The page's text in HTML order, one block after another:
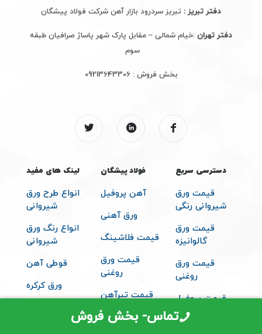
دفتر تبریز : تبریز سردرود بازار آهن شرکت فولاد پیشگان
دفتر تهران :خیام شمالی – مقابل پارک شهر پاساژ صرافیان طبقه
سوم
بخش فروش :09213643306
دسترسی سریع
قیمت ورق
شیروانی رنگی
قیمت ورق
گالوانیزه
قیمت ورق
روغنی
قیمت پروفیل
قیمت ساندویچ
فولاد پیشگان
آهن پروفیل
ورق آهنی
قیمت فلاشینگ
قیمت ورق
روغنی
قیمت تیرآهن
لینک های مفید
انواع طرح ورق
شیروانی
انواع رنگ ورق
شیروانی
قوطی آهن
ورق کرکره
تماس- بخش فروش